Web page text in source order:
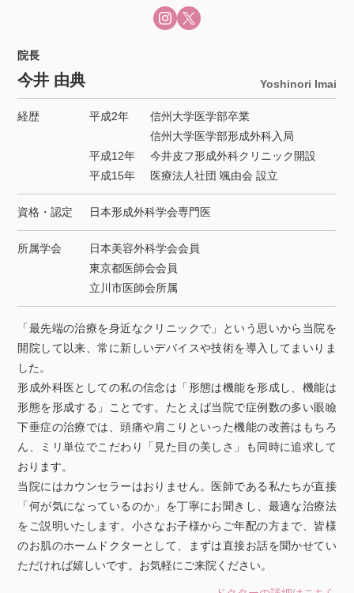
院長
今井 由典 Yoshinori Imai
経歴 平成2年
信州大学医学部卒業
信州大学医学部形成外科入局
平成12年
今井皮フ形成外科クリニック開設
平成15年
医療法人社団 颯由会 設立
資格・認定 日本形成外科学会専門医
所属学会
日本美容外科学会会員
東京都医師会会員
立川市医師会所属
「最先端の治療を身近なクリニックで」という思いから当院を
開院して以来、常に新しいデバイスや技術を導入してまいりま
した。
形成外科医としての私の信念は「形態は機能を形成し、機能は
形態を形成する」ことです。たとえば当院で症例数の多い眼瞼
下垂症の治療では、頭痛や肩こりといった機能の改善はもちろ
ん、ミリ単位でこだわり「見た目の美しさ」も同時に追求して
おります。
当院にはカウンセラーはおりません。医師である私たちが直接
「何が気になっているのか」を丁寧にお聞きし、最適な治療法
をご説明いたします。小さなお子様からご年配の方まで、皆様
のお肌のホームドクターとして、まずは直接お話を聞かせてい
ただければ嬉しいです。お気軽にご来院ください。